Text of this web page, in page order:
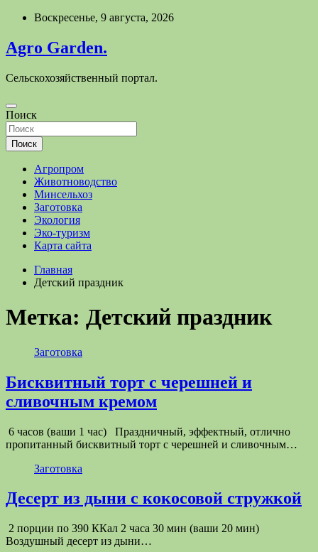
Перейти
содержимому
Воскресенье, 9 августа, 2026
Agro Garden.
Сельскохозяйственный портал.
Поиск
Поиск
Агропром
Животноводство
Минсельхоз
Заготовка
Экология
Эко-туризм
Карта сайта
Главная
Детский праздник
Метка: Детский праздник
Заготовка
Бисквитный торт с черешней и
сливочным кремом
6 часов (ваши 1 час) Праздничный, эффектный, отлично
пропитанный бисквитный торт с черешней и сливочным…
Заготовка
Десерт из дыни с кокосовой стружкой
2 порции по 390 ККал 2 часа 30 мин (ваши 20 мин)
Воздушный десерт из дыни…